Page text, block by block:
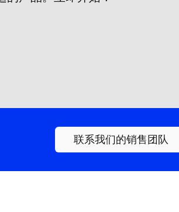
联系我们的销售团队